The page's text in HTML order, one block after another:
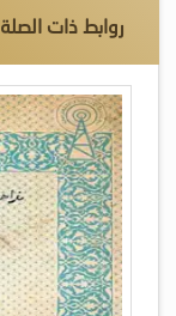
روابط ذات الصلة